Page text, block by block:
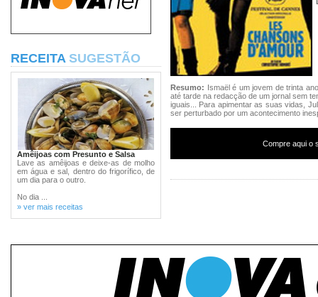
RECEITA SUGESTÃO
Amêijoas com Presunto e Salsa
Lave as amêijoas e deixe-as de molho
em água e sal, dentro do frigorífico, de
um dia para o outro.
No dia ...
» ver mais receitas
Resumo: Ismaël é um jovem de trinta
até tarde na redacção de um jornal sem
iguais... Para apimentar as suas vidas,
ser perturbado por um acontecimento
Compre aqui o